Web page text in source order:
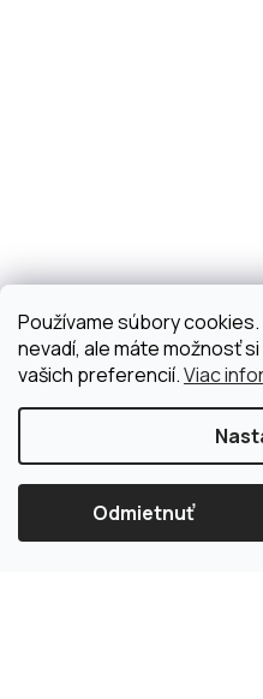
Používame súbory
nevadí, ale máte možnosť
vašich preferencií.Viac
Odmietnuť